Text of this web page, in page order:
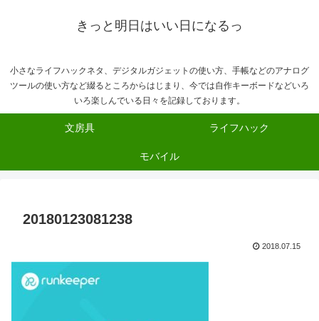
きっと明日はいい日になるっ
小さなライフハックネタ、デジタルガジェットの使い方、手帳などのアナログ
ツールの使い方など綴るところからはじまり、今では自作キーボードなどいろ
いろ楽しんでいる日々を記録しております。
文房具 ライフハック
モバイル
20180123081238
2018.07.15